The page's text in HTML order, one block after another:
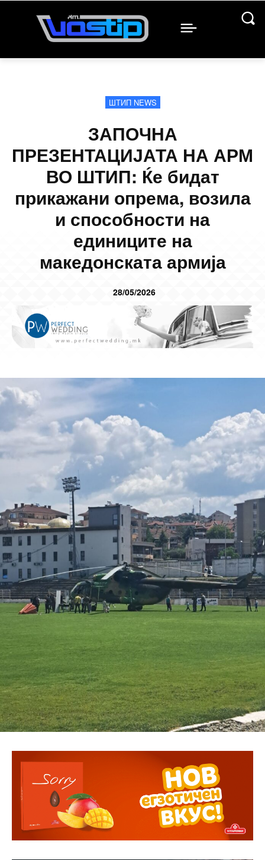
ШТИП NEWS
ЗАПОЧНА
ПРЕЗЕНТАЦИЈАТА НА АРМ
ВО ШТИП: Ќе бидат
прикажани опрема, возила
и способности на
единиците на
македонската армија
28/05/2026